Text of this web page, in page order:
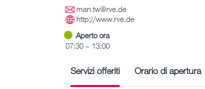
man.tw@rve.de
http://www.rve.de
Aperto ora
07:30 – 13:00
Servizi offeriti Orario di apertura